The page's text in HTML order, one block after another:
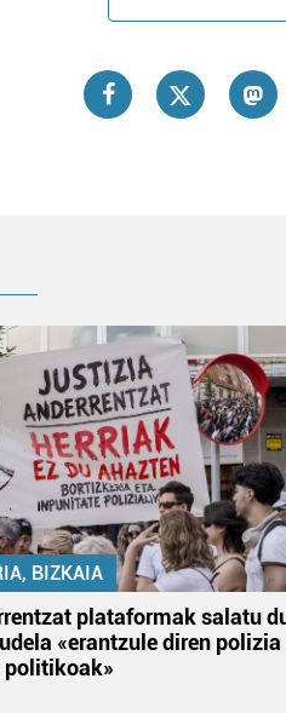
BIZKAIA
plataformak salatu
«erantzule diren polizia
politikoak»